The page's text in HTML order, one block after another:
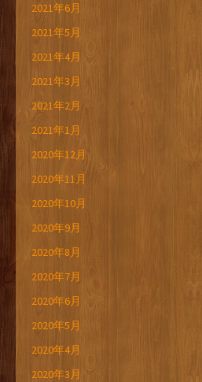
2021年6月
2021年5月
2021年4月
2021年3月
2021年2月
2021年1月
2020年12月
2020年11月
2020年10月
2020年9月
2020年8月
2020年7月
2020年6月
2020年5月
2020年4月
2020年3月